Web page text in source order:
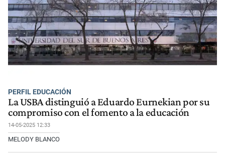
PERFIL EDUCACIÓN
La USBA distinguió a Eduardo Eurnekian por su
compromiso con el fomento a la educación
14-05-2025 12:33
MELODY BLANCO